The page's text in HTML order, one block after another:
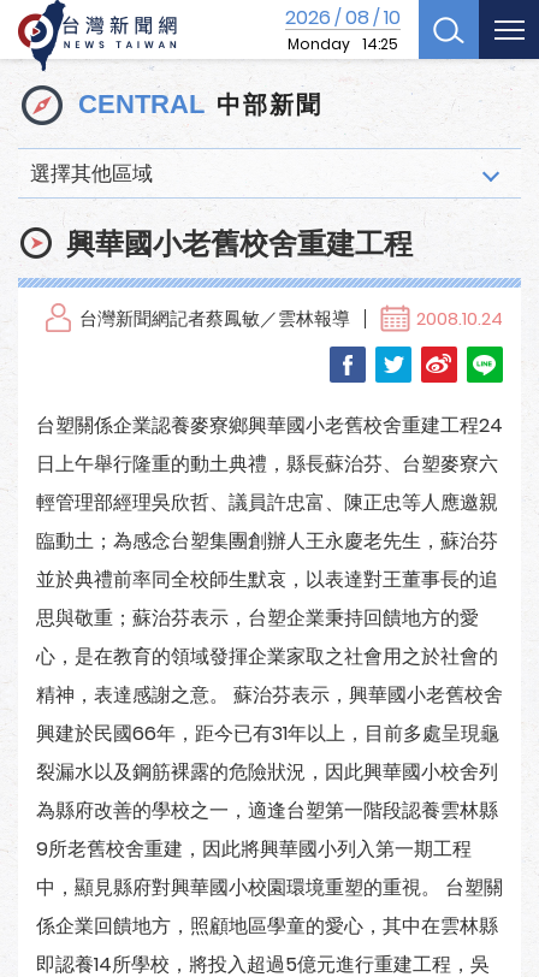
2026/08/10
Monday 14:25
CENTRAL 中部新聞
選擇其他區域
興華國小老舊校舍重建工程
台灣新聞網記者蔡鳳敏／雲林報導 2008.10.24
台塑關係企業認養麥寮鄉興華國小老舊校舍重建工程24
日上午舉行隆重的動土典禮，縣長蘇治芬、台塑麥寮六
輕管理部經理吳欣哲、議員許忠富、陳正忠等人應邀親
臨動土；為感念台塑集團創辦人王永慶老先生，蘇治芬
並於典禮前率同全校師生默哀，以表達對王董事長的追
思與敬重；蘇治芬表示，台塑企業秉持回饋地方的愛
心，是在教育的領域發揮企業家取之社會用之於社會的
精神，表達感謝之意。 蘇治芬表示，興華國小老舊校舍
興建於民國66年，距今已有31年以上，目前多處呈現龜
裂漏水以及鋼筋裸露的危險狀況，因此興華國小校舍列
為縣府改善的學校之一，適逢台塑第一階段認養雲林縣
9所老舊校舍重建，因此將興華國小列入第一期工程
中，顯見縣府對興華國小校園環境重塑的重視。 台塑關
係企業回饋地方，照顧地區學童的愛心，其中在雲林縣
即認養14所學校，將投入超過5億元進行重建工程，吳